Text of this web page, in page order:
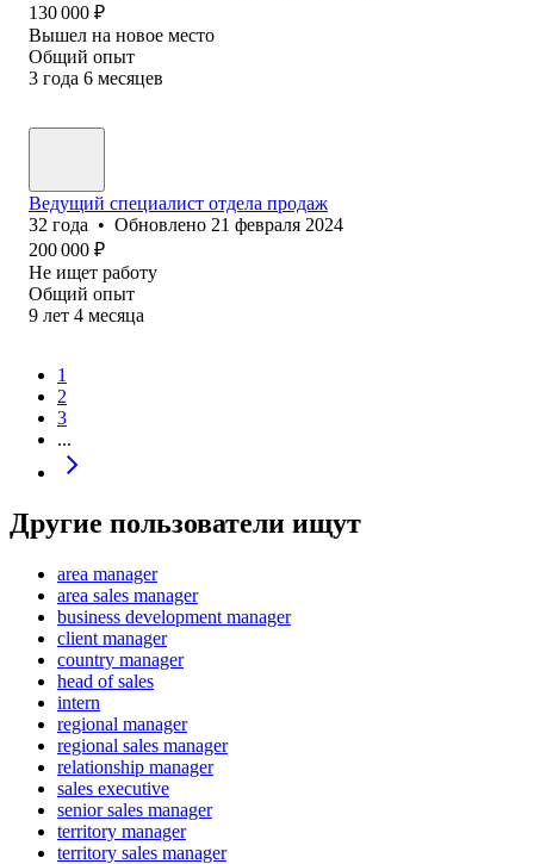
130 000 ₽
Вышел на новое место
Общий опыт
3 года 6 месяцев
Ведущий специалист отдела продаж
32 года • Обновлено 21 февраля 2024
200 000 ₽
Не ищет работу
Общий опыт
9 лет 4 месяца
1
2
3
...
Другие пользователи ищут
area manager
area sales manager
business development manager
client manager
country manager
head of sales
intern
regional manager
regional sales manager
relationship manager
sales executive
senior sales manager
territory manager
territory sales manager